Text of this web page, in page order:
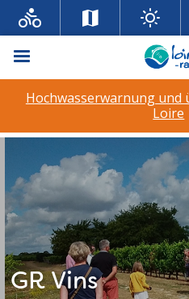
Menü
Hochwasserwarnung und
Loire
GR Vins